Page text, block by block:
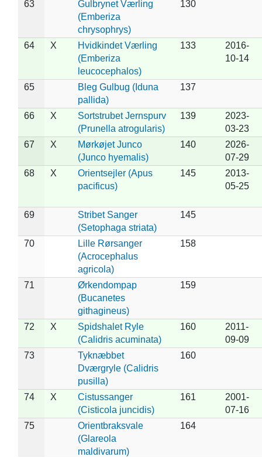
63
Gulbrynet Værling
(Emberiza
chrysophrys)
130
64 X
Hvidkindet Værling
(Emberiza
leucocephalos)
133
2016-
10-14
65
Bleg Gulbug (Iduna
pallida)
137
66 X
Sortstrubet Jernspurv
(Prunella atrogularis)
139
2023-
03-23
67
X
Mørkøjet Junco
(Junco hyemalis)
140
2026-
07-29
68
X
Orientsejler (Apus
pacificus)
145
2013-
05-25
69
Stribet Sanger
(Setophaga striata)
145
70
Lille Rørsanger
(Acrocephalus
agricola)
158
71
Ørkendompap
(Bucanetes
githagineus)
159
72 X
Spidshalet Ryle
(Calidris acuminata)
160
2011-
09-09
73
Tyknæbbet
Dværgryle (Calidris
pusilla)
160
74 X
Cistussanger
(Cisticola juncidis)
161
2001-
07-16
75
Orientbraksvale
(Glareola
maldivarum)
164